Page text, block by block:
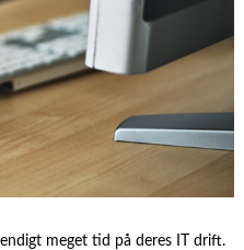
meget tid på deres IT drift.